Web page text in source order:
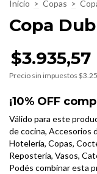
Inicio > Copas >
Copa
$3.935,57
Precio sin impuestos
¡10% OFF
Válido para este
de cocina, Accesorios
Hotelería, Copas,
Repostería, Vasos,
Podés combinar esta